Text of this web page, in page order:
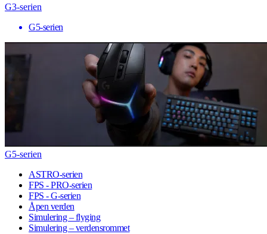
G3-serien
G5-serien
G5-serien
ASTRO-serien
FPS - PRO-serien
FPS - G-serien
Åpen verden
Simulering – flyging
Simulering – verdensrommet